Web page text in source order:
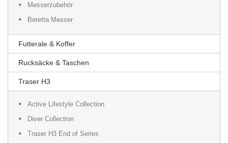
Messerzubehör
Beretta Messer
Futterale & Koffer
Rucksäcke & Taschen
Traser H3
Active Lifestyle Collection
Diver Collection
Traser H3 End of Series